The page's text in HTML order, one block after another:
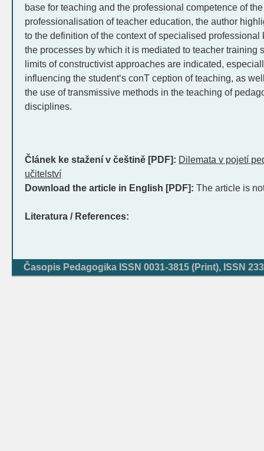
base for teaching and the professional competence of
professionalisation of teacher education, the author
to the definition of the context of specialised
the processes by which it is mediated to teacher training
limits of constructivist approaches are indicated,
influencing the student‘s conT ception of teaching, as
the use of transmissive methods in the teaching of
disciplines.
Článek ke stažení v češtině [PDF]: Dilemata v pojetí
učitelství
Download the article in English [PDF]: The article is
Literatura / References:
Časopis Pedagogika ISSN 0031-3815 (Print), ISSN